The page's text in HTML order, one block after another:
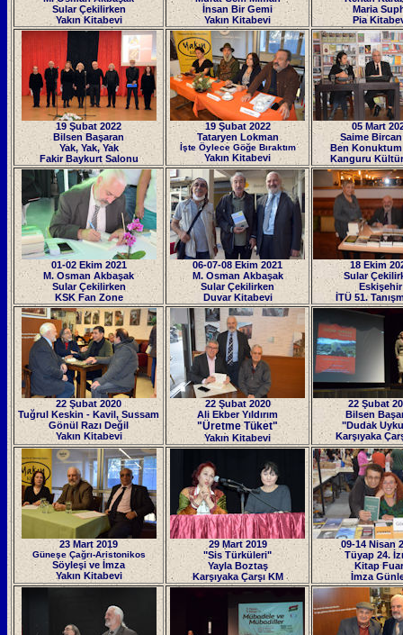
Sular Çekilirken
Yakın Kitabevi
İnsan Bir Gemi
Yakın Kitabevi
Maria
Pia
19 Şubat 2022
Bilsen Başaran
Yak, Yak, Yak
Fakir Baykurt Salonu
19 Şubat 2022
Tataryen Lokman
İşte Öylece Göğe Bıraktım
Yakın Kitabevi
05 Mart
Saime Bircan
Ben Konuktum
Kanguru
01-02 Ekim 2021
M. Osman Akbaşak
Sular Çekilirken
KSK Fan Zone
06-07-08 Ekim 2021
M. Osman Akbaşak
Sular Çekilirken
Duvar Kitabevi
18 Ekim
Sular
Eskişehir
İTÜ 51.
22 Şubat 2020
Tuğrul Keskin - Kavil, Sussam
Gönül Razı Değil
Yakın Kitabevi
22 Şubat 2020
Ali Ekber Yıldırım
"Üretme Tüket"
Yakın Kitabevi
22 Şubat
Bilsen
"Dudak
Karşıyaka
23 Mart 2019
Güneşe Çağrı-Aristonikos
Söyleşi ve İmza
Yakın Kitabevi
29 Mart 2019
"Sis Türküleri"
Yayla Boztaş
Karşıyaka Çarşı KM
09-14 Nisan
Tüyap 24.
Kitap
İmza